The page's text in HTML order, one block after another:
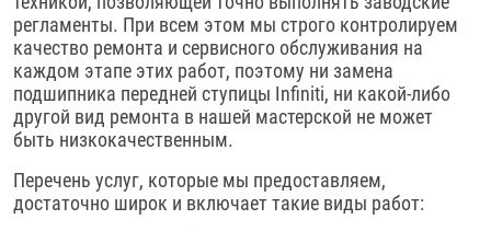
регламенты. При всем этом мы строго контролируем
качество ремонта и сервисного обслуживания на
каждом этапе этих работ, поэтому ни замена
подшипника передней ступицы Infiniti, ни какой-либо
другой вид ремонта в нашей мастерской не может
быть низкокачественным.
Перечень услуг, которые мы предоставляем,
достаточно широк и включает такие виды работ: